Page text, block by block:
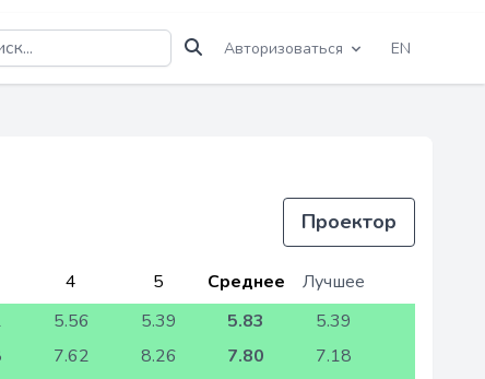
Авторизоваться EN
Проектор
4 5 Среднее
Лучшее
5.56 5.39 5.83
5.39
7.62 8.26 7.80
7.18